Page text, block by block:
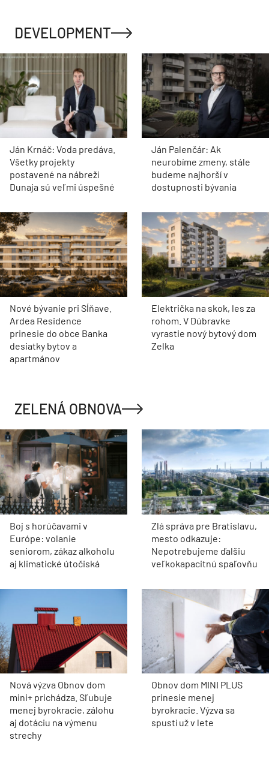
DEVELOPMENT
Ján Krnáč: Voda predáva.
Všetky projekty
postavené na nábreží
Dunaja sú veľmi úspešné
Ján Palenčár: Ak
neurobíme zmeny, stále
budeme najhorší v
dostupnosti bývania
Nové bývanie pri Sĺňave.
Ardea Residence
prinesie do obce Banka
desiatky bytov a
apartmánov
Električka na skok, les za
rohom. V Dúbravke
vyrastie nový bytový dom
Zelka
ZELENÁ OBNOVA
Boj s horúčavami v
Európe: volanie
seniorom, zákaz alkoholu
aj klimatické útočiská
Zlá správa pre Bratislavu,
mesto odkazuje:
Nepotrebujeme ďalšiu
veľkokapacitnú spaľovňu
Nová výzva Obnov dom
mini+ prichádza. Sľubuje
menej byrokracie, zálohu
aj dotáciu na výmenu
strechy
Obnov dom MINI PLUS
prinesie menej
byrokracie. Výzva sa
spustí už v lete